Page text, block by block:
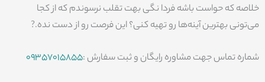
خلاصه که حواست باشه فردا نگی بهت تقلب نرسوندم که از کجا
می‌تونی بهترین آینه‌ها رو تهیه کنی؟ این فرصت رو از دست نده.?
شماره تماس جهت مشاوره رایگان و ثبت سفارش :09357015855